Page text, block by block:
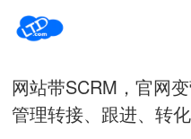
网站带SCRM，官网
管理转接、跟进、转